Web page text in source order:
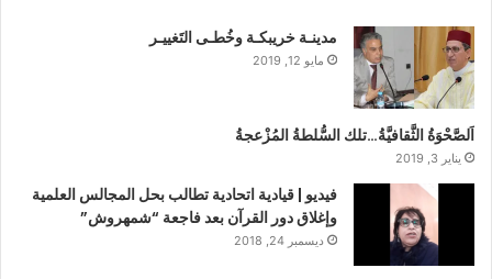
مدينـة خريبكـة وخُطـى التَغييـر
مايو 12, 2019
اَلصَّحْوَةُ الثَّقافيَّةُ…تلك السُّلطةُ المُزْعجةُ
يناير 3, 2019
فيديو | قيادية اتحادية تطالب بحل المجالس العلمية
وإغلاق دور القرآن بعد فاجعة “شمهروش”
ديسمبر 24, 2018